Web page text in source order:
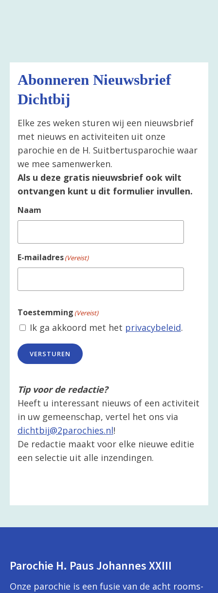
Abonneren Nieuwsbrief
Dichtbij
Elke zes weken sturen wij een nieuwsbrief
met nieuws en activiteiten uit onze
parochie en de H. Suitbertusparochie waar
we mee samenwerken.
Als u deze gratis nieuwsbrief ook wilt
ontvangen kunt u dit formulier invullen.
Naam
E-mailadres(Vereist)
Toestemming (Vereist)
Ik ga akkoord met het privacybeleid.
VERSTUREN
Tip voor de redactie?
Heeft u interessant nieuws of een activiteit
in uw gemeenschap, vertel het ons via
dichtbij@2parochies.nl!
De redactie maakt voor elke nieuwe editie
een selectie uit alle inzendingen.
Parochie H. Paus Johannes XXIII
Onze parochie is een fusie van de acht rooms-